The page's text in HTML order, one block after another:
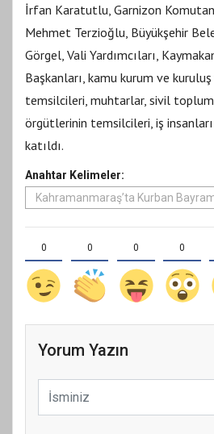
İrfan Karatutlu, Garnizon
Mehmet Terzioğlu, Büyükşehir
Görgel, Vali Yardımcıları,
Başkanları, kamu kurum ve
temsilcileri, muhtarlar, sivil
örgütlerinin temsilcileri, iş
katıldı.
Anahtar Kelimeler:
Kahramanmaraş’ta Kurban
0 0 0 0
Yorum Yazın